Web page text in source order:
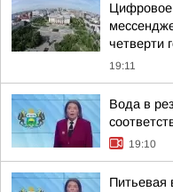
Цифровое
четверти
19:11
Вода в
19:10
Питьевая